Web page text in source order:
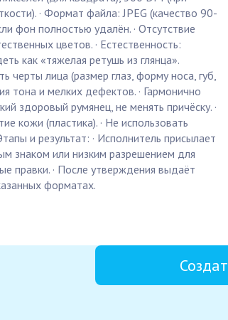
· Формат файла: JPEG (качество 90-
фон полностью удалён. · Отсутствие
цветов. · Естественность:
как «тяжелая ретушь из глянца».
черты лица (размер глаз, форму носа, губ,
тона и мелких дефектов. · Гармонично
здоровый румянец, не менять причёску. ·
кожи (пластика). · Не использовать
и результат: · Исполнитель присылает
знаком или низким разрешением для
правки. · После утверждения выдаёт
форматах.